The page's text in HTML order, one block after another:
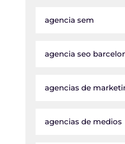
agencia sem
agencia seo
agencias de
agencias de medios